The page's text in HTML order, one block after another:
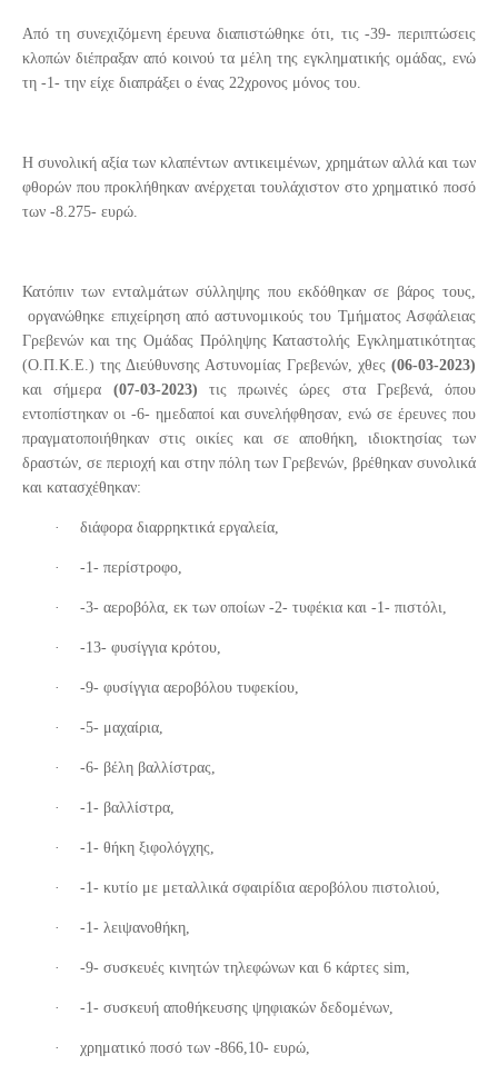
Από τη συνεχιζόμενη έρευνα διαπιστώθηκε ότι, τις -39- περιπτώσεις
κλοπών διέπραξαν από κοινού τα μέλη της εγκληματικής ομάδας, ενώ
τη -1- την είχε διαπράξει ο ένας 22χρονος μόνος του.
Η συνολική αξία των κλαπέντων αντικειμένων, χρημάτων αλλά και των
φθορών που προκλήθηκαν ανέρχεται τουλάχιστον στο χρηματικό ποσό
των -8.275- ευρώ.
Κατόπιν των ενταλμάτων σύλληψης που εκδόθηκαν σε βάρος τους,
οργανώθηκε επιχείρηση από αστυνομικούς του Τμήματος Ασφάλειας
Γρεβενών και της Ομάδας Πρόληψης Καταστολής Εγκληματικότητας
(Ο.Π.Κ.Ε.) της Διεύθυνσης Αστυνομίας Γρεβενών, χθες (06-03-2023)
και σήμερα (07-03-2023) τις πρωινές ώρες στα Γρεβενά, όπου
εντοπίστηκαν οι -6- ημεδαποί και συνελήφθησαν, ενώ σε έρευνες που
πραγματοποιήθηκαν στις οικίες και σε αποθήκη, ιδιοκτησίας των
δραστών, σε περιοχή και στην πόλη των Γρεβενών, βρέθηκαν συνολικά
και κατασχέθηκαν:
· διάφορα διαρρηκτικά εργαλεία,
· -1- περίστροφο,
· -3- αεροβόλα, εκ των οποίων -2- τυφέκια και -1- πιστόλι,
· -13- φυσίγγια κρότου,
· -9- φυσίγγια αεροβόλου τυφεκίου,
· -5- μαχαίρια,
· -6- βέλη βαλλίστρας,
· -1- βαλλίστρα,
· -1- θήκη ξιφολόγχης,
· -1- κυτίο με μεταλλικά σφαιρίδια αεροβόλου πιστολιού,
· -1- λειψανοθήκη,
· -9- συσκευές κινητών τηλεφώνων και 6 κάρτες sim
· -1- συσκευή αποθήκευσης ψηφιακών δεδομένων,
· χρηματικό ποσό των -866,10- ευρώ,